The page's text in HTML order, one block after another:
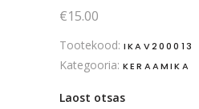
€15.00
Tootekood: IKAV200013
Kategooria: KERAAMIKA
Laost otsas